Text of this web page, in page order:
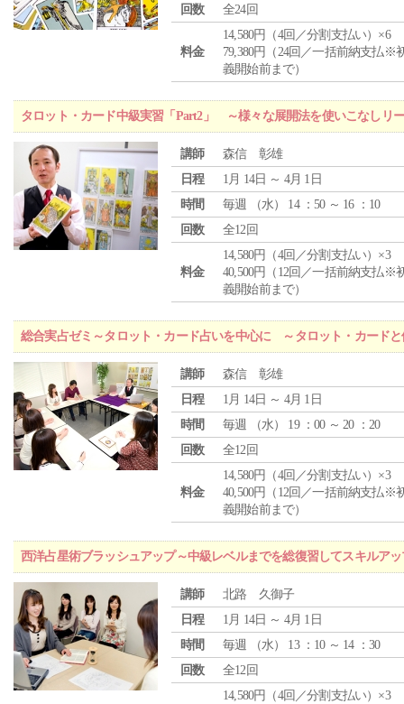
回数
全24回
料金
14,580円（4回／分割支払い）×6
79,380円（24回／一括前納支払※
義開始前まで）
タロット・カード中級実習「Part2」 ～様々な展開法を使いこなしリ
講師
森信 彰雄
日程
1月 14日 ～ 4月 1日
時間
毎週 （水） 14 ：50 ～ 16 ：10
回数
全12回
料金
14,580円（4回／分割支払い）×3
40,500円（12回／一括前納支払※
義開始前まで）
総合実占ゼミ～タロット・カード占いを中心に ～タロット・カード
講師
森信 彰雄
日程
1月 14日 ～ 4月 1日
時間
毎週 （水） 19 ：00 ～ 20 ：20
回数
全12回
料金
14,580円（4回／分割支払い）×3
40,500円（12回／一括前納支払※
義開始前まで）
西洋占星術ブラッシュアップ～中級レベルまでを総復習してスキルア
講師
北路 久御子
日程
1月 14日 ～ 4月 1日
時間
毎週 （水） 13 ：10 ～ 14 ：30
回数
全12回
14,580円（4回／分割支払い）×3